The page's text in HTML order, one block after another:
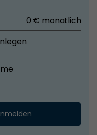
realisiert
erfüllt.
wenigen Minuten
Heidelberg mit seiner
kulturellen
0 € monatlich